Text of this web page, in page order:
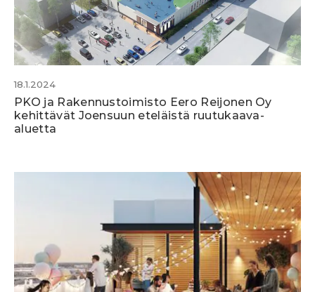
18.1.2024
PKO ja Rakennustoimisto Eero Reijonen Oy
kehittävät Joensuun eteläistä ruutukaava-
aluetta